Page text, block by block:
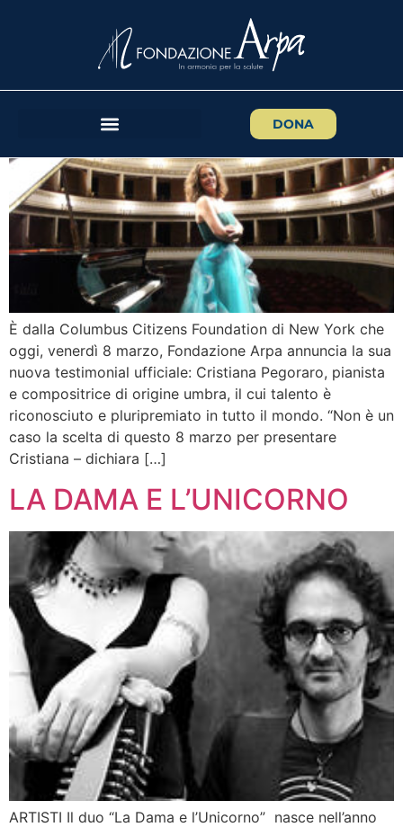
DONA
Cristiana Pegoraro
È dalla Columbus Citizens Foundation di New York che
oggi, venerdì 8 marzo, Fondazione Arpa annuncia la sua
nuova testimonial ufficiale: Cristiana Pegoraro, pianista
e compositrice di origine umbra, il cui talento è
riconosciuto e pluripremiato in tutto il mondo. “Non è un
caso la scelta di questo 8 marzo per presentare
Cristiana – dichiara […]
LA DAMA E L’UNICORNO
ARTISTI Il duo “La Dama e l’Unicorno” nasce nell’anno